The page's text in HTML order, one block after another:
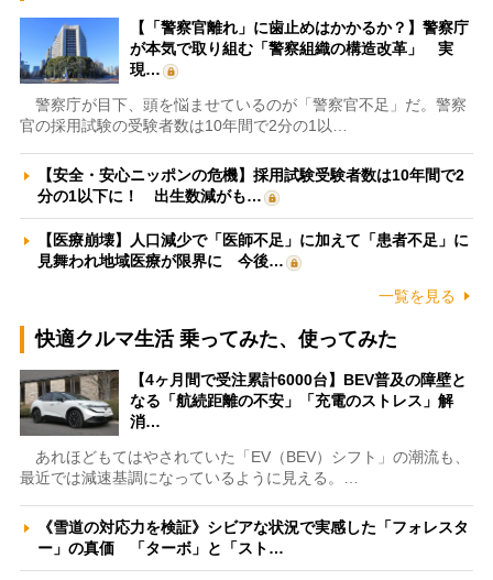
【「警察官離れ」に歯止めはかかるか？】警察庁
が本気で取り組む「警察組織の構造改革」 実
現…
警察庁が目下、頭を悩ませているのが「警察官不足」だ。警察
官の採用試験の受験者数は10年間で2分の1以…
【安全・安心ニッポンの危機】採用試験受験者数は10年間で2
分の1以下に！ 出生数減がも…
【医療崩壊】人口減少で「医師不足」に加えて「患者不足」に
見舞われ地域医療が限界に 今後…
一覧を見る
快適クルマ生活 乗ってみた、使ってみた
【4ヶ月間で受注累計6000台】BEV普及の障壁と
なる「航続距離の不安」「充電のストレス」解
消…
あれほどもてはやされていた「EV（BEV）シフト」の潮流も、
最近では減速基調になっているように見える。…
《雪道の対応力を検証》シビアな状況で実感した「フォレスタ
ー」の真価 「ターボ」と「スト…